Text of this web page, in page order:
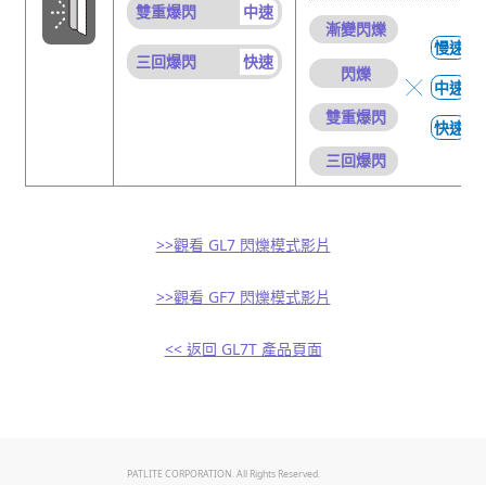
雙重爆閃 中速
三回爆閃 快速
漸變閃爍
閃爍
雙重爆閃
三回爆閃
慢速
中速
快速
>>觀看 GL7 閃爍模式影片
>>觀看 GF7 閃爍模式影片
<< 返回 GL7T 產品頁面
PATLITE CORPORATION. All Rights Reserved.